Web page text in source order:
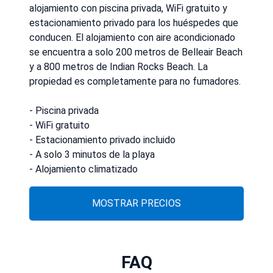
alojamiento con piscina privada, WiFi gratuito y
estacionamiento privado para los huéspedes que
conducen. El alojamiento con aire acondicionado
se encuentra a solo 200 metros de Belleair Beach
y a 800 metros de Indian Rocks Beach. La
propiedad es completamente para no fumadores.
- Piscina privada
- WiFi gratuito
- Estacionamiento privado incluido
- A solo 3 minutos de la playa
- Alojamiento climatizado
MOSTRAR PRECIOS
FAQ